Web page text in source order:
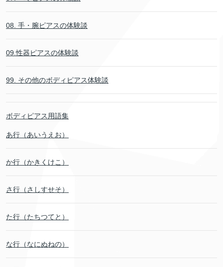
08. 手・腕ピアスの体験談
09.性器ピアスの体験談
99. その他のボディピアス体験談
ボディピアス用語集
あ行（あいうえお）
か行（かきくけこ）
さ行（さしすせそ）
た行（たちつてと）
な行（なにぬねの）